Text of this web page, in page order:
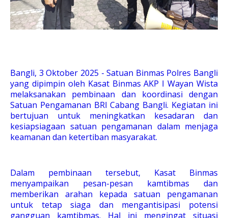
Bangli, 3 Oktober 2025 - Satuan Binmas Polres Bangli
yang dipimpin oleh Kasat Binmas AKP I Wayan Wista
melaksanakan pembinaan dan koordinasi dengan
Satuan Pengamanan BRI Cabang Bangli. Kegiatan ini
bertujuan untuk meningkatkan kesadaran dan
kesiapsiagaan satuan pengamanan dalam menjaga
keamanan dan ketertiban masyarakat.
Dalam pembinaan tersebut, Kasat Binmas
menyampaikan pesan-pesan kamtibmas dan
memberikan arahan kepada satuan pengamanan
untuk tetap siaga dan mengantisipasi potensi
gangguan kamtibmas. Hal ini mengingat situasi